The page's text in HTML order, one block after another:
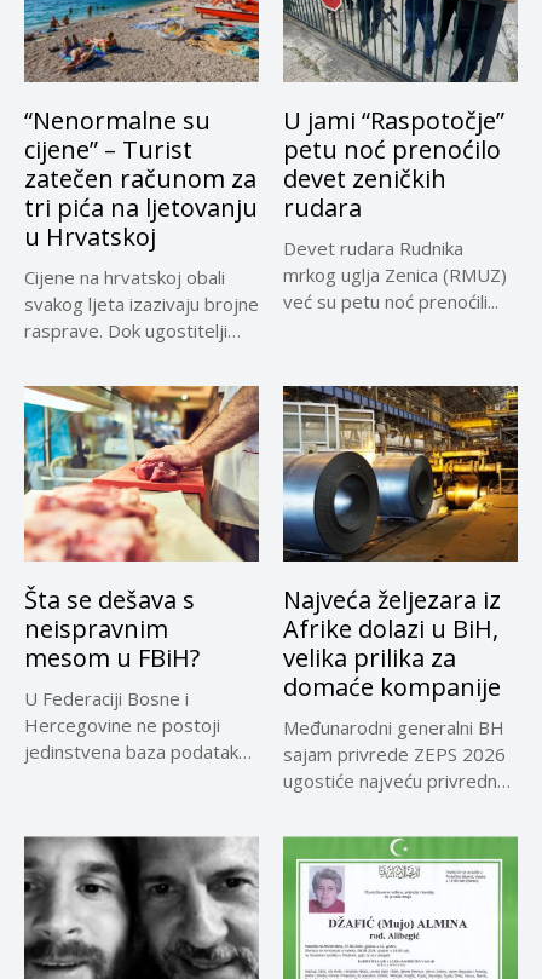
“Nenormalne su
cijene” – Turist
zatečen računom za
tri pića na ljetovanju
u Hrvatskoj
Cijene na hrvatskoj obali
svakog ljeta izazivaju brojne
rasprave. Dok ugostitelji
U jami “Raspotočje”
petu noć prenoćilo
devet zeničkih
rudara
Devet rudara Rudnika
mrkog uglja Zenica (RMUZ)
već su petu noć prenoćili...
Šta se dešava s
neispravnim
mesom u FBiH?
U Federaciji Bosne i
Hercegovine ne postoji
jedinstvena baza podataka
Najveća željezara iz
Afrike dolazi u BiH,
velika prilika za
domaće kompanije
Međunarodni generalni BH
sajam privrede ZEPS 2026
ugostiće najveću privrednu